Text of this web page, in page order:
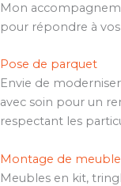
Mon
pour répondre à
Pose de parquet
Envie de
avec soin pour un
respectant les
Montage de
Meubles en kit,